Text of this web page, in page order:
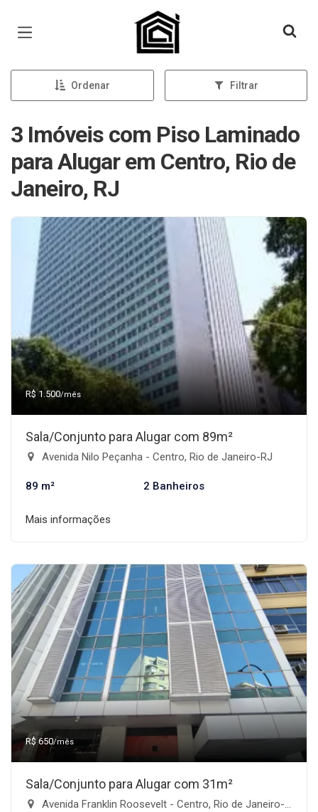
Página inicial
Ordenar Filtrar
3 Imóveis com Piso Laminado
para Alugar em Centro, Rio de
Janeiro, RJ
R$ 1.500/mês
Sala/Conjunto para Alugar com 89m²
Avenida Nilo Peçanha - Centro, Rio de Janeiro-RJ
89 m² 2 Banheiros
Mais informações
R$ 650/mês
Sala/Conjunto para Alugar com 31m²
Avenida Franklin Roosevelt - Centro, Rio de Janeiro-RJ